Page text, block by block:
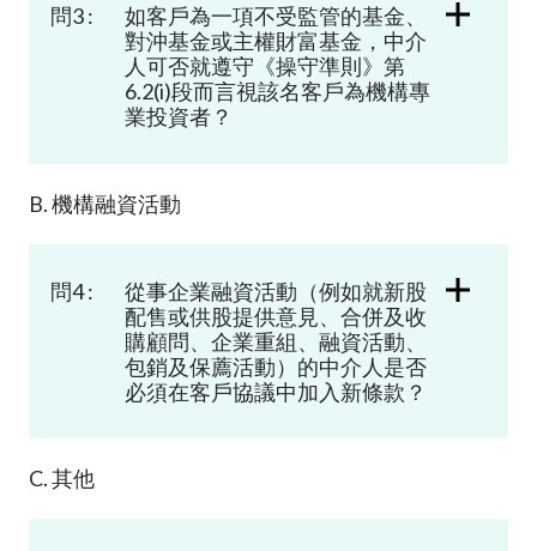
問3 :
如客戶為一項不受監管的基金、
對沖基金或主權財富基金，中介
人可否就遵守《操守準則》第
6.2(i)段而言視該名客戶為機構專
業投資者？
B. 機構融資活動
問4 :
從事企業融資活動（例如就新股
配售或供股提供意見、合併及收
購顧問、企業重組、融資活動、
包銷及保薦活動）的中介人是否
必須在客戶協議中加入新條款？
C. 其他